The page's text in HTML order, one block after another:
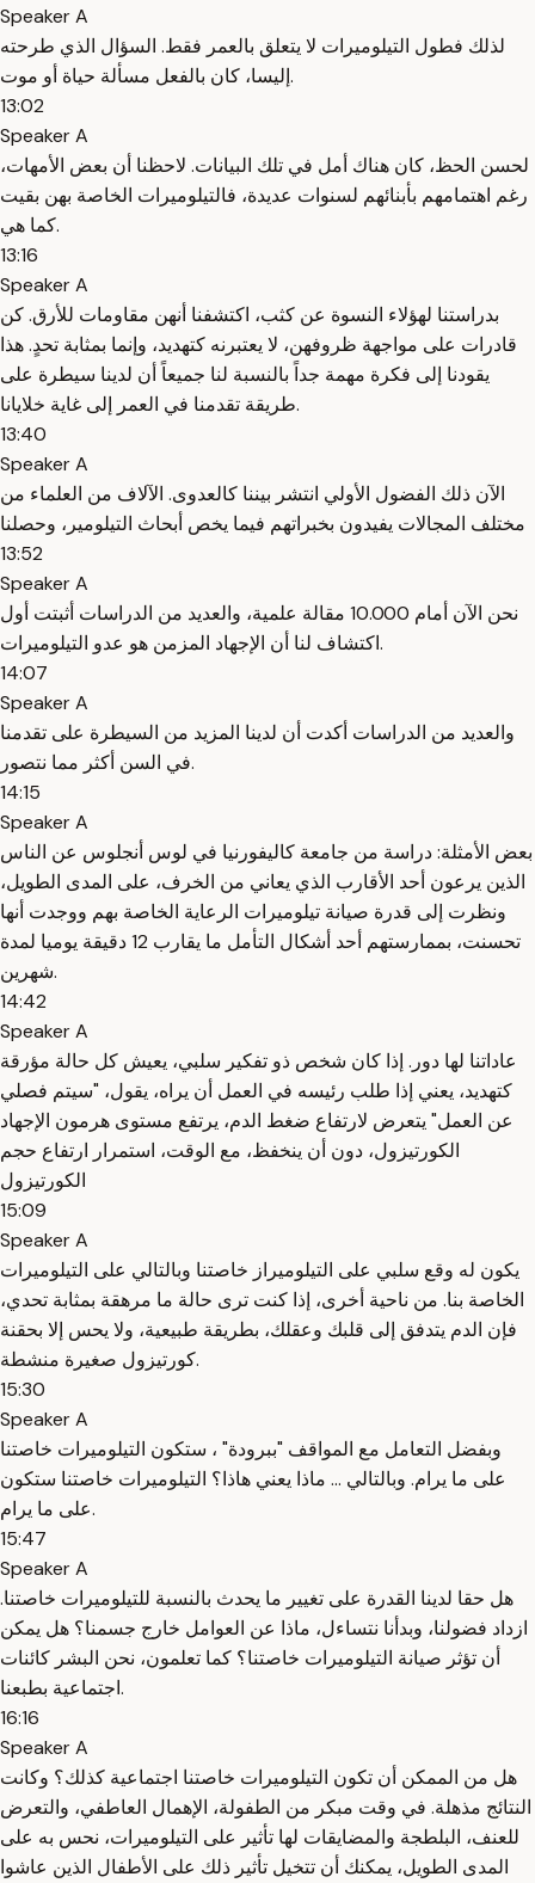
Speaker A
لذلك فطول التيلوميرات لا يتعلق بالعمر فقط. السؤال الذي طرحته
إليسا، كان بالفعل مسألة حياة أو موت.
13:02
Speaker A
لحسن الحظ، كان هناك أمل في تلك البيانات. لاحظنا أن بعض الأمهات،
رغم اهتمامهم بأبنائهم لسنوات عديدة، فالتيلوميرات الخاصة بهن بقيت
كما هي.
13:16
Speaker A
بدراستنا لهؤلاء النسوة عن كثب، اكتشفنا أنهن مقاومات للأرق. كن
قادرات على مواجهة ظروفهن، لا يعتبرنه كتهديد، وإنما بمثابة تحدٍ. هذا
يقودنا إلى فكرة مهمة جداً بالنسبة لنا جميعاً أن لدينا سيطرة على
طريقة تقدمنا ​​في العمر إلى غاية خلايانا.
13:40
Speaker A
الآن ذلك الفضول الأولي انتشر بيننا كالعدوى. الآلاف من العلماء من
مختلف المجالات يفيدون بخبراتهم فيما يخص أبحاث التيلومير، وحصلنا
13:52
Speaker A
نحن الآن أمام 10.000 مقالة علمية، والعديد من الدراسات أثبتت أول
اكتشاف لنا أن الإجهاد المزمن هو عدو التيلوميرات.
14:07
Speaker A
والعديد من الدراسات أكدت أن لدينا المزيد من السيطرة على تقدمنا
في السن أكثر مما نتصور.
14:15
Speaker A
بعض الأمثلة: دراسة من جامعة كاليفورنيا في لوس أنجلوس عن الناس
الذين يرعون أحد الأقارب الذي يعاني من الخرف، على المدى الطويل،
ونظرت إلى قدرة صيانة تيلوميرات الرعاية الخاصة بهم ووجدت أنها
تحسنت، بممارستهم أحد أشكال التأمل ما يقارب 12 دقيقة يوميا لمدة
شهرين.
14:42
Speaker A
عاداتنا لها دور. إذا كان شخص ذو تفكير سلبي، يعيش كل حالة مؤرقة
كتهديد، يعني إذا طلب رئيسه في العمل أن يراه، يقول، "سيتم فصلي
عن العمل" يتعرض لارتفاع ضغط الدم، يرتفع مستوى هرمون الإجهاد
الكورتيزول، دون أن ينخفظ، مع الوقت، استمرار ارتفاع حجم
الكورتيزول
15:09
Speaker A
يكون له وقع سلبي على التيلوميراز خاصتنا وبالتالي على التيلوميرات
الخاصة بنا. من ناحية أخرى، إذا كنت ترى حالة ما مرهقة بمثابة تحدي،
فإن الدم يتدفق إلى قلبك وعقلك، بطريقة طبيعية، ولا يحس إلا بحقنة
كورتيزول صغيرة منشطة.
15:30
Speaker A
وبفضل التعامل مع المواقف "ببرودة" ، ستكون التيلوميرات خاصتنا
على ما يرام. وبالتالي ... ماذا يعني هاذا؟ التيلوميرات خاصتنا ستكون
على ما يرام.
15:47
Speaker A
هل حقا لدينا القدرة على تغيير ما يحدث بالنسبة للتيلوميرات خاصتنا.
ازداد فضولنا، وبدأنا نتساءل، ماذا عن العوامل خارج جسمنا؟ هل يمكن
أن تؤثر صيانة التيلوميرات خاصتنا؟ كما تعلمون، نحن البشر كائنات
اجتماعية بطبعنا.
16:16
Speaker A
هل من الممكن أن تكون التيلوميرات خاصتنا اجتماعية كذلك؟ وكانت
النتائج مذهلة. في وقت مبكر من الطفولة، الإهمال العاطفي، والتعرض
للعنف، البلطجة والمضايقات لها تأثير على التيلوميرات، نحس به على
المدى الطويل، يمكنك أن تتخيل تأثير ذلك على الأطفال الذين عاشوا